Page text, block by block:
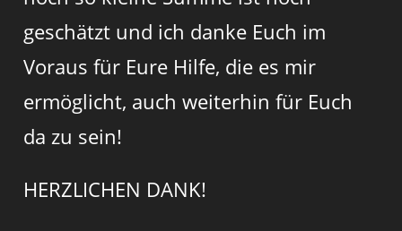
geschätzt und ich danke Euch im
Voraus für Eure Hilfe, die es mir
ermöglicht, auch weiterhin für Euch
da zu sein!
HERZLICHEN DANK!